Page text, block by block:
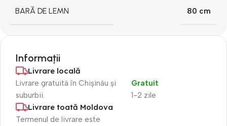
BARĂ DE LEMN 80 cm
Informații
Livrare locală
Livrare gratuită în Chișinău și
suburbii.
1-2 zile
Gratuit
Livrare toată Moldova
Termenul de livrare este